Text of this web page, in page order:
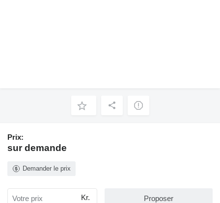
Prix:
sur demande
Demander le prix
Kr.
Proposer